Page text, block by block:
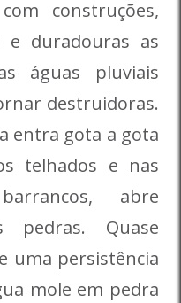
construções,
e duradouras as
águas pluviais
destruidoras.
entra gota a gota
telhados e nas
abre
pedras. Quase
uma persistência
mole em pedra